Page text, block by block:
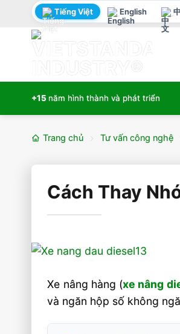
Tiếng Việt English
+15 năm hình thành và phát triển
Trang chủ Tư vấn công nghệ
Cách Thay
Xe nâng hàng (xe nâng
và ngăn hộp số không